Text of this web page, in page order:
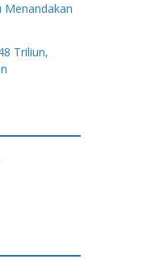
Menandakan
Triliun,